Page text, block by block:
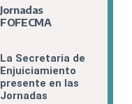
años de la
Recuperación
Jornadas
FOFECMA
La Secretaria de
Enjuiciamiento
presente en las
Jornadas